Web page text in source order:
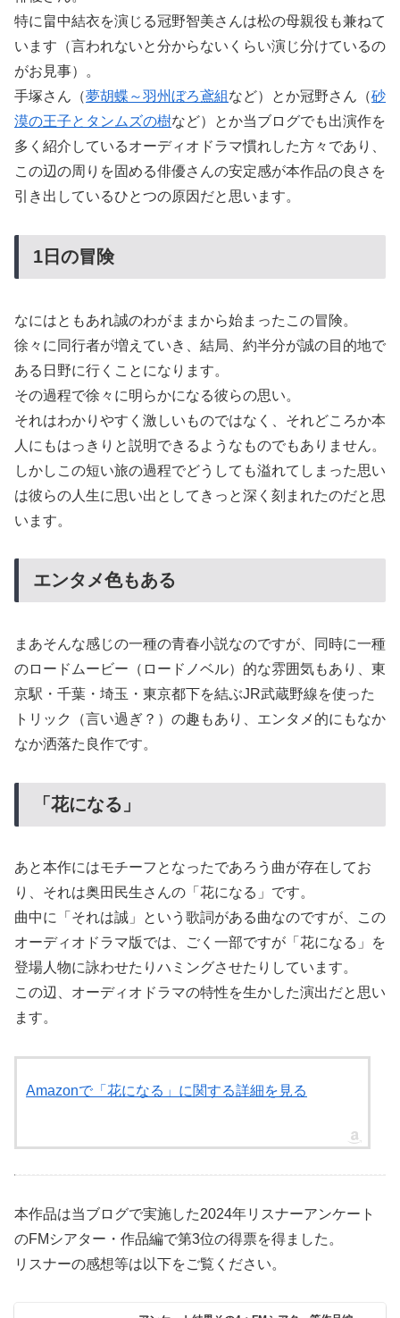
特に畠中結衣を演じる冠野智美さんは松の母親役も兼ねて
います（言われないと分からないくらい演じ分けているの
がお見事）。
手塚さん（夢胡蝶～羽州ぼろ鳶組 など）とか冠野さん（砂
漠の王子とタンムズの樹など）とか当ブログでも出演作を
多く紹介しているオーディオドラマ慣れした方々であり、
この辺の周りを固める俳優さんの安定感が本作品の良さを
引き出しているひとつの原因だと思います。
1日の冒険
なにはともあれ誠のわがままから始まったこの冒険。
徐々に同行者が増えていき、結局、約半分が誠の目的地で
ある日野に行くことになります。
その過程で徐々に明らかになる彼らの思い。
それはわかりやすく激しいものではなく、それどころか本
人にもはっきりと説明できるようなものでもありません。
しかしこの短い旅の過程でどうしても溢れてしまった思い
は彼らの人生に思い出としてきっと深く刻まれたのだと思
います。
エンタメ色もある
まあそんな感じの一種の青春小説なのですが、同時に一種
のロードムービー（ロードノベル）的な雰囲気もあり、東
京駅・千葉・埼玉・東京都下を結ぶJR武蔵野線を使った
トリック（言い過ぎ？）の趣もあり、エンタメ的にもなか
なか洒落た良作です。
「花になる」
あと本作にはモチーフとなったであろう曲が存在してお
り、それは奥田民生さんの「花になる」です。
曲中に「それは誠」という歌詞がある曲なのですが、この
オーディオドラマ版では、ごく一部ですが「花になる」を
登場人物に詠わせたりハミングさせたりしています。
この辺、オーディオドラマの特性を生かした演出だと思い
ます。
Amazonで「花になる」に関する詳細を見る
本作品は当ブログで実施した2024年リスナーアンケート
のFMシアター・作品編で第3位の得票を得ました。
リスナーの感想等は以下をご覧ください。